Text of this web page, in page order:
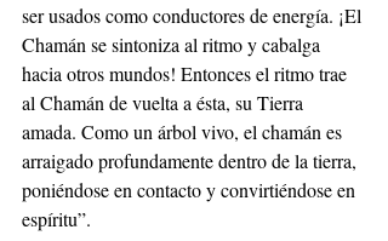
ser usados como conductores de energía. ¡El
Chamán se sintoniza al ritmo y cabalga
hacia otros mundos! Entonces el ritmo trae
al Chamán de vuelta a ésta, su Tierra
amada. Como un árbol vivo, el chamán es
arraigado profundamente dentro de la tierra,
poniéndose en contacto y convirtiéndose en
espíritu”.